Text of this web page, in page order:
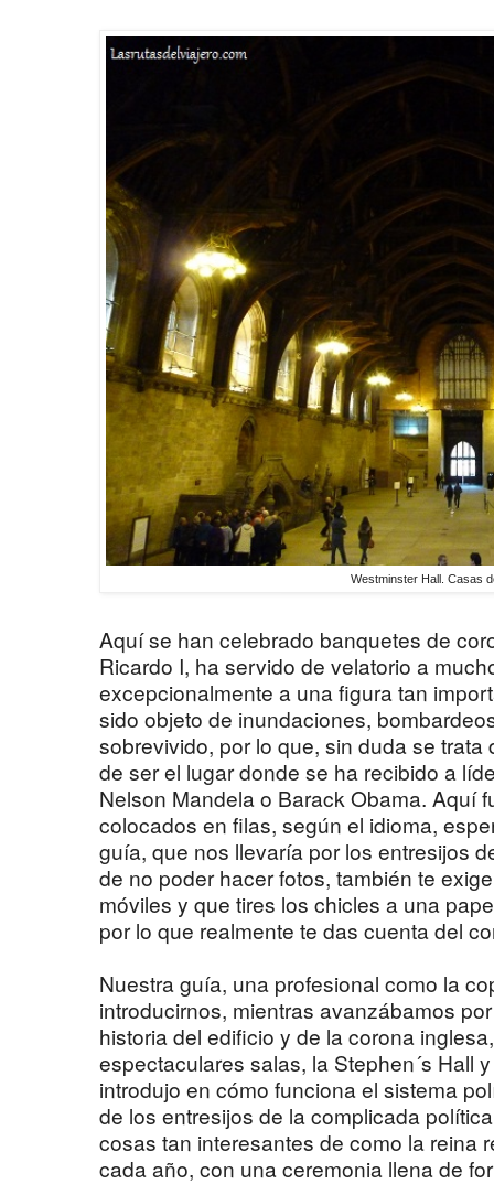
Westminster Hall. Casas
Aquí se han celebrado banquetes de
Ricardo I, ha servido de velatorio a
excepcionalmente a una figura tan
sido objeto de inundaciones,
sobrevivido, por lo que, sin duda se
de ser el lugar donde se ha recibido a
Nelson Mandela o Barack Obama. Aquí
colocados en filas, según el idioma,
guía, que nos llevaría por los entresijos
de no poder hacer fotos, también te
móviles y que tires los chicles a una
por lo que realmente te das cuenta del
Nuestra guía, una profesional como la
introducirnos, mientras avanzábamos
historia del edificio y de la corona
espectaculares salas, la Stephen´s Hall
introdujo en cómo funciona el sistema
de los entresijos de la complicada
cosas tan interesantes de como la reina
cada año, con una ceremonia llena de